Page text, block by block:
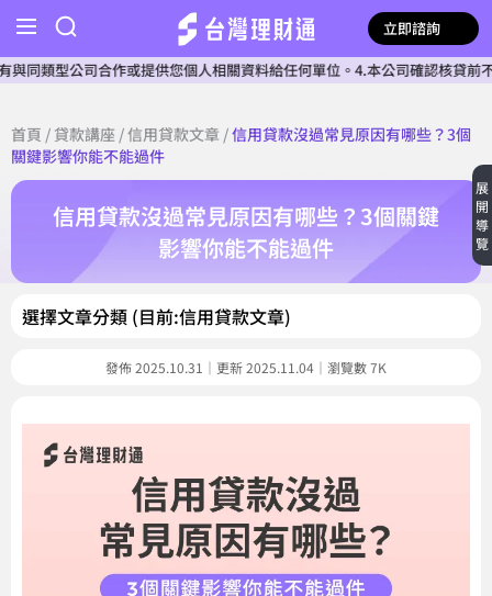
立即諮詢
或提供您個人相關資料給任何單位。4.本公司確認核貸前不會收費。5.
首頁 / 貸款講座 /信用貸款文章 /信用貸款沒過常見原因有哪些？3個
關鍵影響你能不能過件
信用貸款沒過常見原因有哪些？3個關鍵
影響你能不能過件
選擇文章分類 (目前:信用貸款文章)
發佈 2025.10.31｜更新 2025.11.04｜瀏覽數 7K
展
開
導
覽